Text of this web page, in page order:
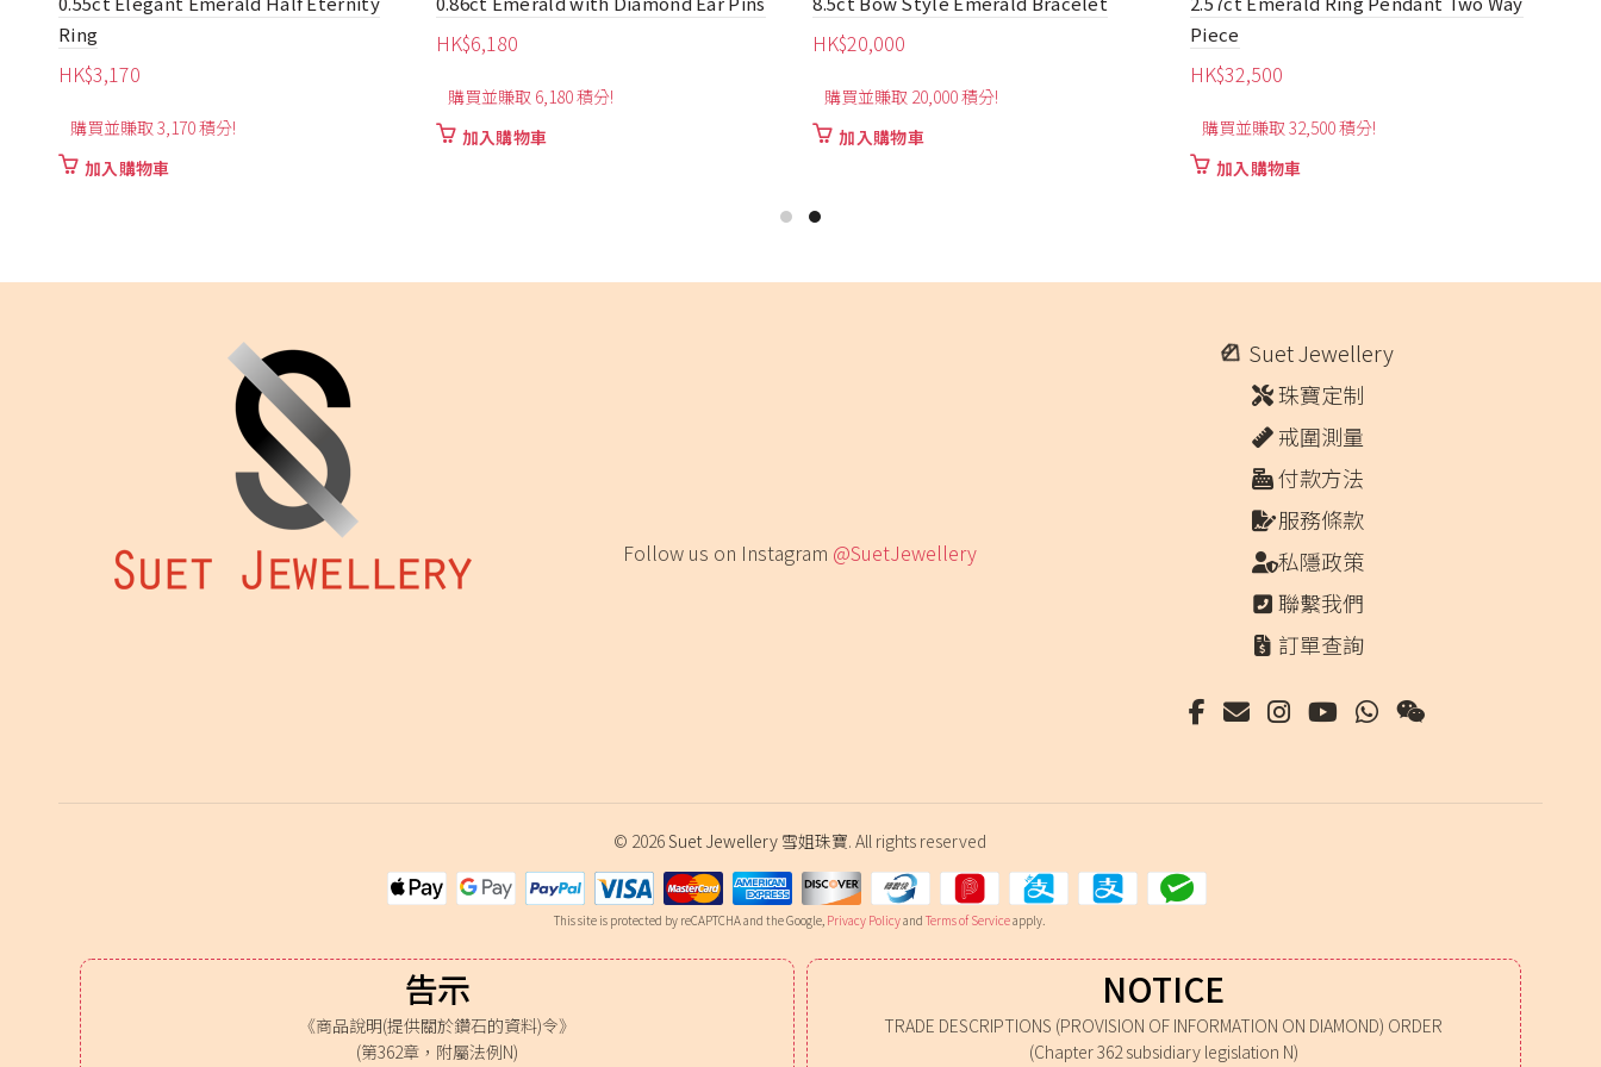
HK$6,180
加入購物車
HK$20,000
購買並賺取 20,000 積分!
加入購物車
Piece
購買並賺取 32,500 積分!
HK$16,700
加入購物車
Follow us on Instagram @SuetJewellery
Suet Jewellery
珠寶定制
戒圍測量
付款方法
服務條款
私隱政策
聯繫我們
訂單查詢
© 2026Suet Jewellery 雪姐珠寶. All rights reserved
This site is protected by reCAPTCHA and the Google, Privacy PolicyandTerms of Serviceapply.
告示
《商品說明(提供關於鑽石的資料)令》
(第362章，附屬法例N)
NOTICE
TRADE DESCRIPTIONS (PROVISION OF INFORMATION ON DIAMOND) ORDER
(Chapter 362 subsidiary legislation N)